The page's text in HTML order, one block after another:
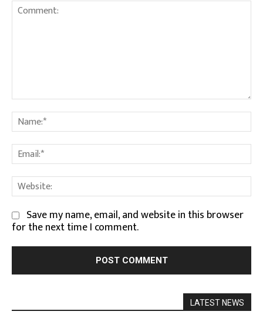
Comment:
Save my name, email, and website in this browser
for the next time I comment.
LATEST NEWS